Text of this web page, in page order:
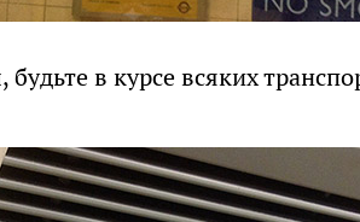
в курсе всяких